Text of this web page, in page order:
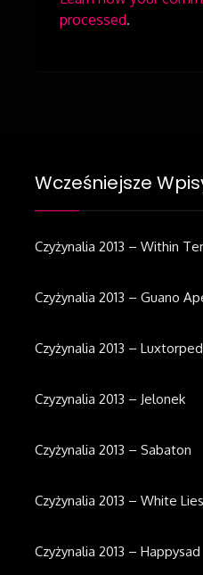
processed.
Wcześniejsze
Czyżynalia 2013 – Within
Czyżynalia 2013 – Guano
Czyżynalia 2013 –
Czyzynalia 2013 – Jelonek
Czyżynalia 2013 – Sabaton
Czyżynalia 2013 – White Lies
Czyżynalia 2013 – Happysad